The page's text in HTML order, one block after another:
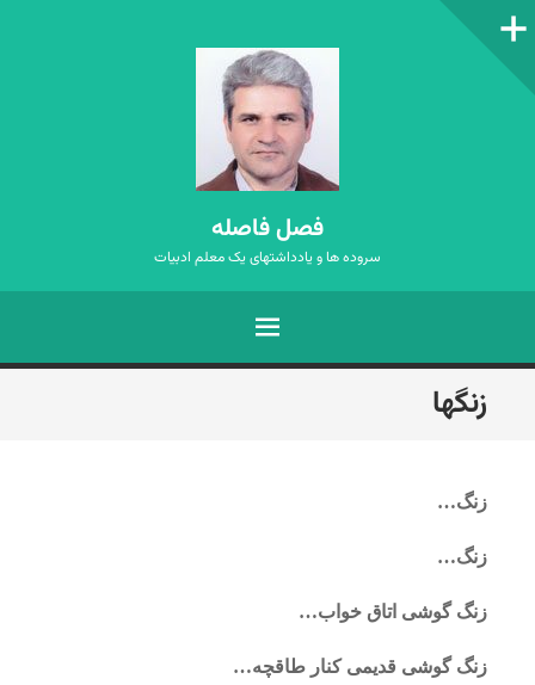
ستون‌کناری
فصل فاصله
سروده ها و یادداشتهای یک معلم ادبیات
فهرست
رفتن
به
زنگها
زنگ…
زنگ…
زنگ گوشی اتاق خواب…
زنگ گوشی قدیمی کنار طاقچه…